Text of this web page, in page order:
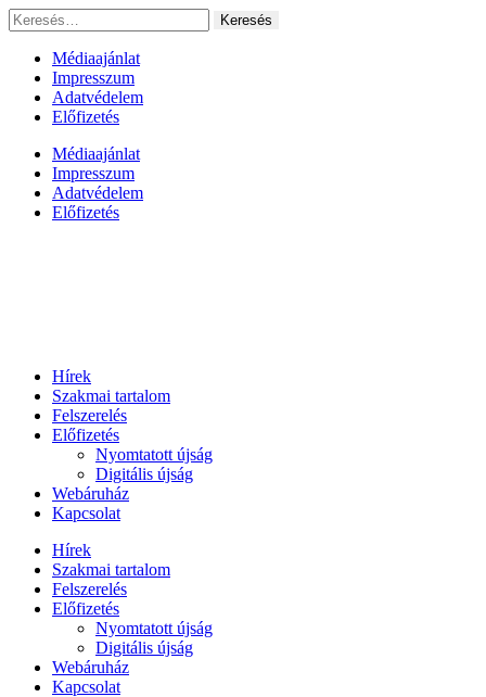
Ugrás
a
tartalomhoz
Keresés:
Médiaajánlat
Impresszum
Adatvédelem
Előfizetés
Médiaajánlat
Impresszum
Adatvédelem
Előfizetés
Hírek
Szakmai tartalom
Felszerelés
Előfizetés
Nyomtatott újság
Digitális újság
Webáruház
Kapcsolat
Hírek
Szakmai tartalom
Felszerelés
Előfizetés
Nyomtatott újság
Digitális újság
Webáruház
Kapcsolat